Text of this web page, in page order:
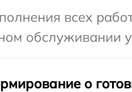
всех
обслуживании
о